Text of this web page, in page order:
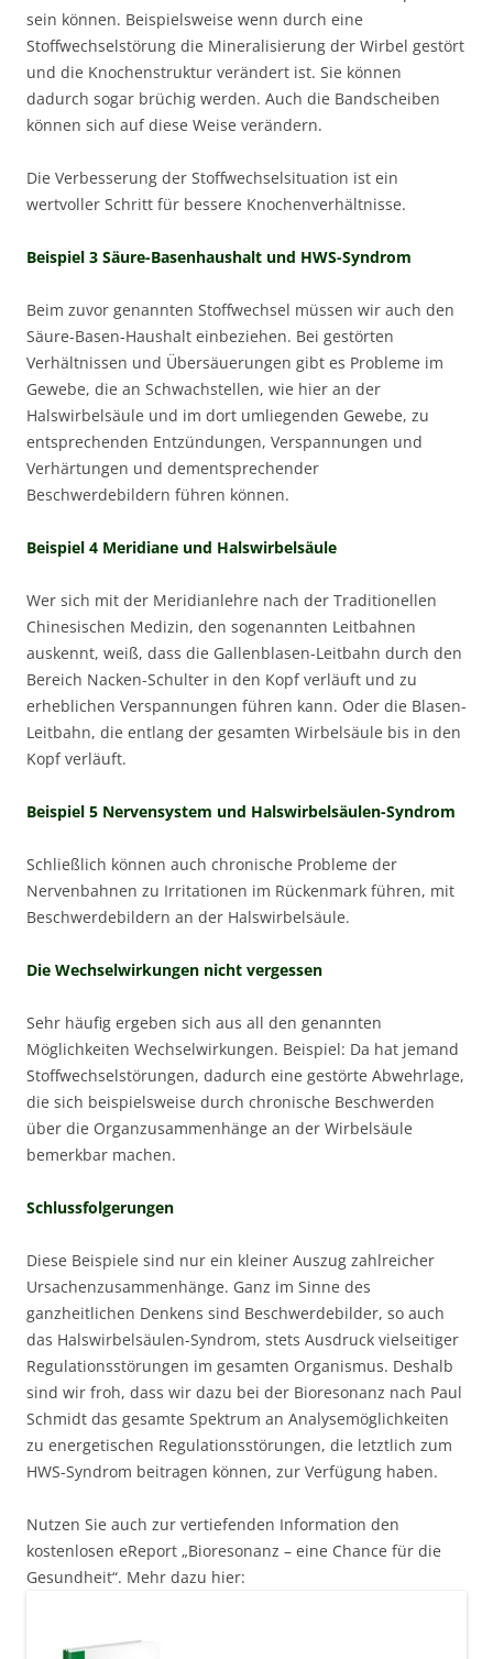
sein können. Beispielsweise wenn durch eine
Stoffwechselstörung die Mineralisierung der Wirbel gestört
und die Knochenstruktur verändert ist. Sie können
dadurch sogar brüchig werden. Auch die Bandscheiben
können sich auf diese Weise verändern.
Die Verbesserung der Stoffwechselsituation ist ein
wertvoller Schritt für bessere Knochenverhältnisse.
Beispiel 3 Säure-Basenhaushalt und HWS-Syndrom
Beim zuvor genannten Stoffwechsel müssen wir auch den
Säure-Basen-Haushalt einbeziehen. Bei gestörten
Verhältnissen und Übersäuerungen gibt es Probleme im
Gewebe, die an Schwachstellen, wie hier an der
Halswirbelsäule und im dort umliegenden Gewebe, zu
entsprechenden Entzündungen, Verspannungen und
Verhärtungen und dementsprechender
Beschwerdebildern führen können.
Beispiel 4 Meridiane und Halswirbelsäule
Wer sich mit der Meridianlehre nach der Traditionellen
Chinesischen Medizin, den sogenannten Leitbahnen
auskennt, weiß, dass die Gallenblasen-Leitbahn durch den
Bereich Nacken-Schulter in den Kopf verläuft und zu
erheblichen Verspannungen führen kann. Oder die Blasen-
Leitbahn, die entlang der gesamten Wirbelsäule bis in den
Kopf verläuft.
Beispiel 5 Nervensystem und Halswirbelsäulen-Syndrom
Schließlich können auch chronische Probleme der
Nervenbahnen zu Irritationen im Rückenmark führen, mit
Beschwerdebildern an der Halswirbelsäule.
Die Wechselwirkungen nicht vergessen
Sehr häufig ergeben sich aus all den genannten
Möglichkeiten Wechselwirkungen. Beispiel: Da hat jemand
Stoffwechselstörungen, dadurch eine gestörte Abwehrlage,
die sich beispielsweise durch chronische Beschwerden
über die Organzusammenhänge an der Wirbelsäule
bemerkbar machen.
Schlussfolgerungen
Diese Beispiele sind nur ein kleiner Auszug zahlreicher
Ursachenzusammenhänge. Ganz im Sinne des
ganzheitlichen Denkens sind Beschwerdebilder, so auch
das Halswirbelsäulen-Syndrom, stets Ausdruck vielseitiger
Regulationsstörungen im gesamten Organismus. Deshalb
sind wir froh, dass wir dazu bei der Bioresonanz nach Paul
Schmidt das gesamte Spektrum an Analysemöglichkeiten
zu energetischen Regulationsstörungen, die letztlich zum
HWS-Syndrom beitragen können, zur Verfügung haben.
Nutzen Sie auch zur vertiefenden Information den
kostenlosen eReport „Bioresonanz – eine Chance für die
Gesundheit“. Mehr dazu hier: